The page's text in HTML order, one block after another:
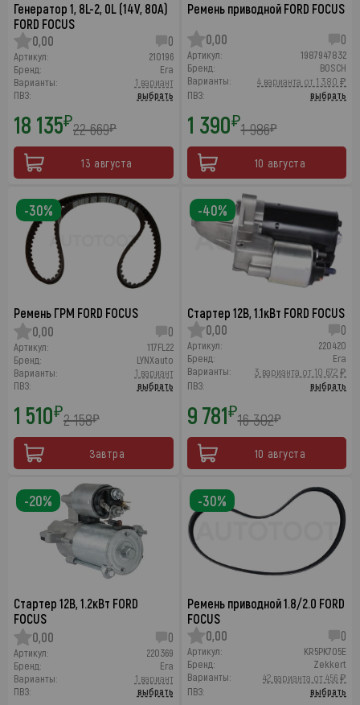
Генератор 1, 8L-2, 0L (14V, 80A)
FORD FOCUS
0,00
0
Артикул:
210196
Бренд:
Era
Варианты:
1 вариант
ПВЗ:
выбрать
18 135₽22 669₽
13 августа
Ремень приводной FORD FOCUS
0,00
0
Артикул:
1987947832
Бренд:
BOSCH
Варианты:
4 варианта от 1 380 ₽
ПВЗ:
выбрать
1 390₽1 986₽
10 августа
Ремень ГРМ FORD FOCUS
0,00
0
Артикул:
117FL22
Бренд:
LYNXauto
Варианты:
1 вариант
ПВЗ:
выбрать
1 510₽2 158₽
Завтра
-30%
Стартер 12В, 1.1кВт FORD FOCUS
0,00
0
Артикул:
220420
Бренд:
Era
Варианты:
3 варианта от 10 672 ₽
ПВЗ:
выбрать
9 781₽16 302₽
10 августа
-40%
Стартер 12В, 1.2кВт FORD
FOCUS
0,00
0
Артикул:
220369
Бренд:
Era
Варианты:
1 вариант
ПВЗ:
выбрать
-20%
Ремень приводной 1.8/2.0 FORD
FOCUS
0,00
0
Артикул:
KR5PK705E
Бренд:
Zekkert
Варианты:
42 варианта от 456 ₽
ПВЗ:
выбрать
-30%